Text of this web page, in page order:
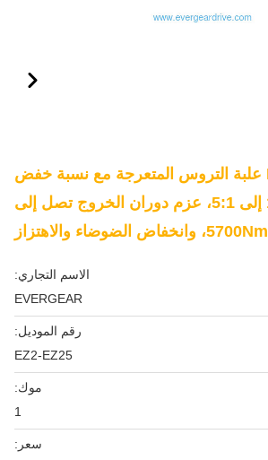
سلسلة EZ علبة التروس المتعرجة مع نسبة خفض
السرعة 2: 1 إلى 5:1، عزم دوران الخروج تصل إلى
5700Nm، وانخفاض الضوضاء والاهتزاز
الاسم التجاري:
EVERGEAR
رقم الموديل:
EZ2-EZ25
موك:
1
سعر: